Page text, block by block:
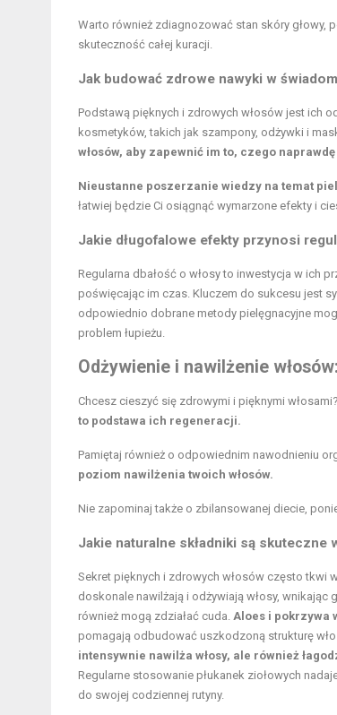
Warto również zdiagnozować stan skóry głowy,
skuteczność całej kuracji.
Jak budować zdrowe nawyki w
Podstawą pięknych i zdrowych włosów jest ich
kosmetyków, takich jak szampony, odżywki i
włosów, aby zapewnić im to, czego
Nieustanne poszerzanie wiedzy na temat
łatwiej będzie Ci osiągnąć wymarzone efekty i
Jakie długofalowe efekty przynosi
Regularna dbałość o włosy to inwestycja w ich
poświęcając im czas. Kluczem do sukcesu jest
odpowiednio dobrane metody pielęgnacyjne
problem łupieżu.
Odżywienie i nawilżenie
Chcesz cieszyć się zdrowymi i pięknymi
to podstawa ich regeneracji.
Pamiętaj również o odpowiednim nawodnieniu
poziom nawilżenia twoich włosów.
Nie zapominaj także o zbilansowanej diecie,
Jakie naturalne składniki są skuteczne
Sekret pięknych i zdrowych włosów często tkwi
doskonale nawilżają i odżywiają włosy,
również mogą zdziałać cuda. Aloes i pokrzywa
pomagają odbudować uszkodzoną strukturę
intensywnie nawilża włosy, ale również
Regularne stosowanie płukanek ziołowych
do swojej codziennej rutyny.